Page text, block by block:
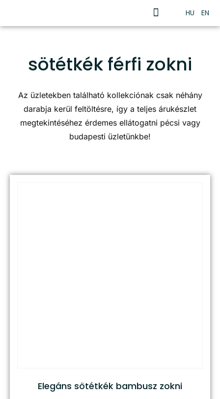
HU EN
sötétkék férfi zokni
Az üzletekben található kollekciónak csak néhány
darabja kerül feltöltésre, így a teljes árukészlet
megtekintéséhez érdemes ellátogatni pécsi vagy
budapesti üzletünkbe!
Elegáns sötétkék bambusz zokni